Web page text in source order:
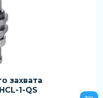
захвата
1-QS